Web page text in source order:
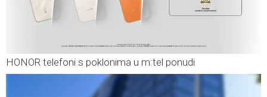
HONOR telefoni s poklonima u m:tel ponudi